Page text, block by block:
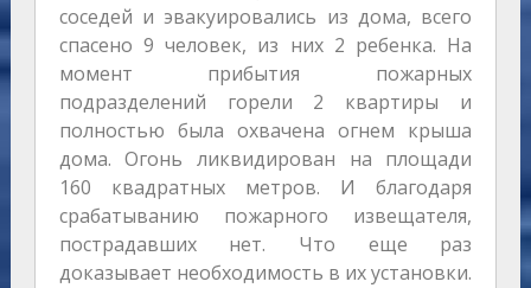
соседей и эвакуировались из дома, всего
спасено 9 человек, из них 2 ребенка. На
момент прибытия пожарных
подразделений горели 2 квартиры и
полностью была охвачена огнем крыша
дома. Огонь ликвидирован на площади
160 квадратных метров. И благодаря
срабатыванию пожарного извещателя,
пострадавших нет. Что еще раз
доказывает необходимость в их установки.